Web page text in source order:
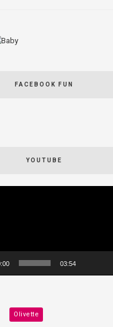
FACEBOOK FUN
YOUTUBE
03:54
Olivette